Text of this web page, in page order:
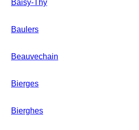
Baisy-Thy
Baulers
Beauvechain
Bierges
Bierghes